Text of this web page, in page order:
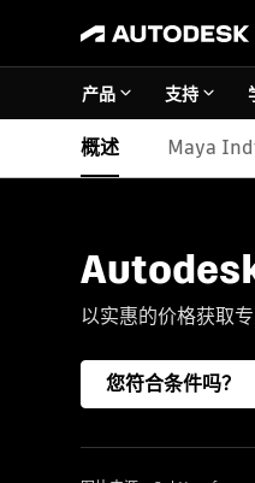
产品 支持
概述 Maya
以实惠的价格获取
您符合条件吗？